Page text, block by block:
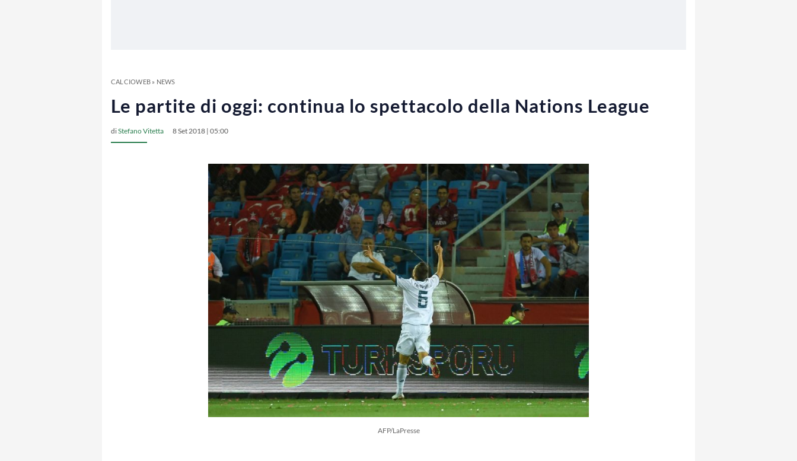
CALCIOWEB» NEWS
Le partite di oggi: continua lo spettacolo della Nations League
diStefano Vitetta 8 Set 2018 | 05:00
AFP/LaPresse